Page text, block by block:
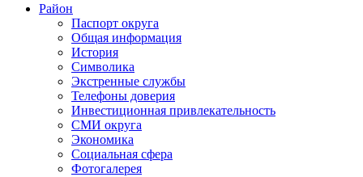
Район
Паспорт округа
Общая информация
История
Символика
Экстренные службы
Телефоны доверия
Инвестиционная привлекательность
СМИ округа
Экономика
Социальная сфера
Фотогалерея